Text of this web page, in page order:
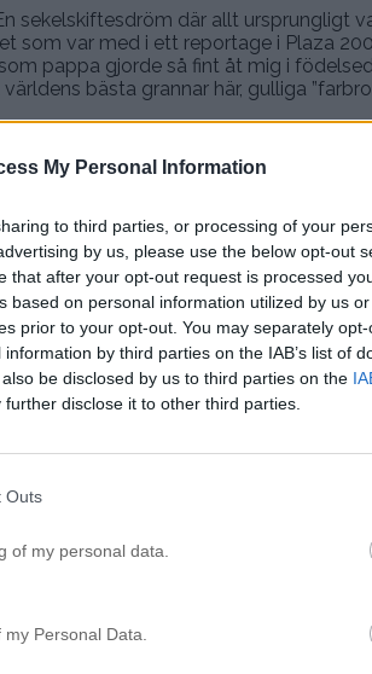
My Personal Information
to third parties, or processing of your
by us, please use the below opt-out
that after your opt-out request is processed
based on personal information utilized by us
prior to your opt-out. You may separately
by third parties on the IAB’s list of
be disclosed by us to third parties on the
further disclose it to other third parties.
Outs
of my personal data.
Personal Data.
sekelskiftesdröm där allt ursprungligt
som var med i ett reportage i Plaza
pappa gjorde så fint åt mig i
bästa grannar här, gulliga
igen kände mig stark och glad, så
jag och dethjälpte mig massor. Jag
energi och sökte tom till
tillräckligt motiverad” haha;) Det